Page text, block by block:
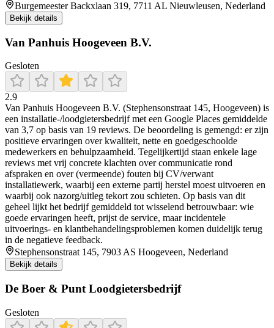
Burgemeester Backxlaan 319, 7711 AL Nieuwleusen, Nederland
Bekijk details
Van Panhuis Hoogeveen B.V.
Gesloten
2.9
Van Panhuis Hoogeveen B.V. (Stephensonstraat 145, Hoogeveen) is
een installatie-/loodgietersbedrijf met een Google Places gemiddelde
van 3,7 op basis van 19 reviews. De beoordeling is gemengd: er zijn
positieve ervaringen over kwaliteit, nette en goedgeschoolde
medewerkers en behulpzaamheid. Tegelijkertijd staan enkele lage
reviews met vrij concrete klachten over communicatie rond
afspraken en over (vermeende) fouten bij CV/verwant
installatiewerk, waarbij een externe partij herstel moest uitvoeren en
waarbij ook nazorg/uitleg tekort zou schieten. Op basis van dit
geheel lijkt het bedrijf gemiddeld tot wisselend betrouwbaar: wie
goede ervaringen heeft, prijst de service, maar incidentele
uitvoerings- en klantbehandelingsproblemen komen duidelijk terug
in de negatieve feedback.
Stephensonstraat 145, 7903 AS Hoogeveen, Nederland
Bekijk details
De Boer & Punt Loodgietersbedrijf
Gesloten